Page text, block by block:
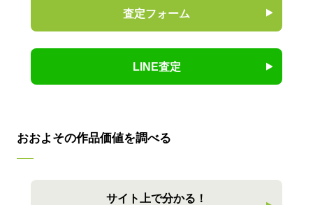
査定フォーム
LINE査定
おおよその作品価値を調べる
サイト上で分かる！